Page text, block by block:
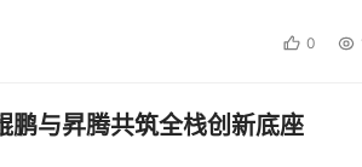
0
鹏与昇腾共筑全栈创新底座